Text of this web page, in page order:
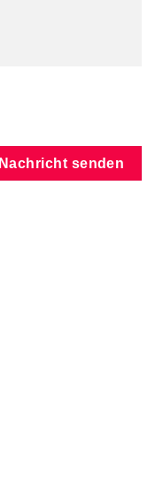
Nachricht senden